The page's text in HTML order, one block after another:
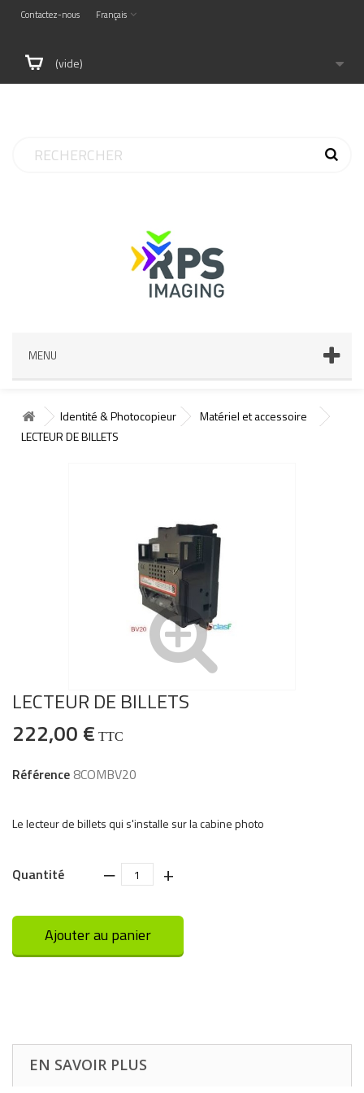
Contactez-nous Français
(vide)
MENU
Identité & Photocopieur
Matériel et accessoire
LECTEUR DE BILLETS
LECTEUR DE BILLETS
222,00 € TTC
Référence8COMBV20
Le lecteur de billets qui s'installe sur la cabine photo
Quantité ‒ +
Ajouter au panier
EN SAVOIR PLUS